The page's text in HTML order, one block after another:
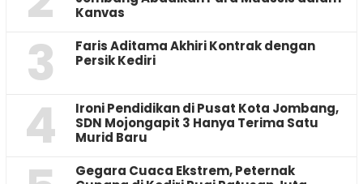
Kanvas
3
Faris Aditama Akhiri Kontrak dengan
Persik Kediri
4
Ironi Pendidikan di Pusat Kota Jombang,
SDN Mojongapit 3 Hanya Terima Satu
Murid Baru
‎Gegara Cuaca Ekstrem, Peternak